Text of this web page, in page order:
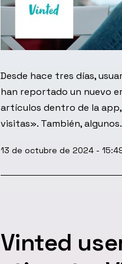
Desde hace tres días,
han reportado un nuevo
artículos dentro de la
visitas». También,
Publicada
13 de octubre de 2024 -
Vinted